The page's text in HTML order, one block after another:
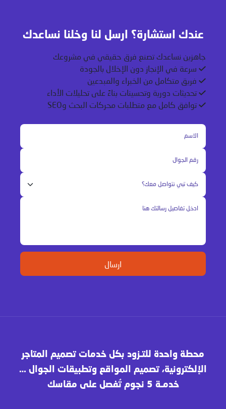
عندك استشارة؟ ارسل لنا وخلنا نساعدك
جاهزين نساعدك تصنع فرق حقيقي في مشروعك
سرعة في الإنجاز دون الإخلال بالجودة
فريق متكامل من الخبراء والمبدعين
تحديثات دورية وتحسينات بناءً على تحليلات الأداء
توافق كامل مع متطلبات محركات البحث وSEO
محطة واحدة للتـزود بكل خدمات تصميم المتاجر
الإلكترونية، تصميم المواقع وتطبيقات الجوال …
خدمـة 5 نجوم تُفصل على مقاسك